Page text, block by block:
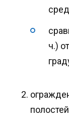
ч.)